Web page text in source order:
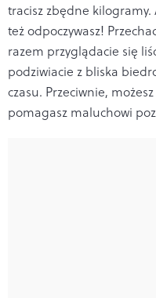
tracisz zbędne kilogramy.
też odpoczywasz!
razem przyglądacie się
podziwiacie z bliska
czasu. Przeciwnie,
pomagasz maluchowi